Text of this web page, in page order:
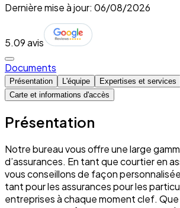
Dernière mise à jour: 06/08/2026
5.09 avis
Documents
Présentation L'équipe
Expertises et services
Carte et informations d'accès
Présentation
Notre bureau vous offre une large
d’assurances. En tant que courtier en
vous conseillons de façon
tant pour les assurances pour les
entreprises à chaque moment clef.